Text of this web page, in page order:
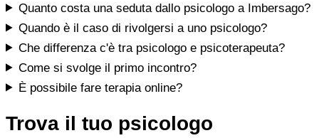
Quanto costa una seduta dallo psicologo a Imbersago?
Quando è il caso di rivolgersi a uno psicologo?
Che differenza c'è tra psicologo e psicoterapeuta?
Come si svolge il primo incontro?
È possibile fare terapia online?
Trova il tuo psicologo